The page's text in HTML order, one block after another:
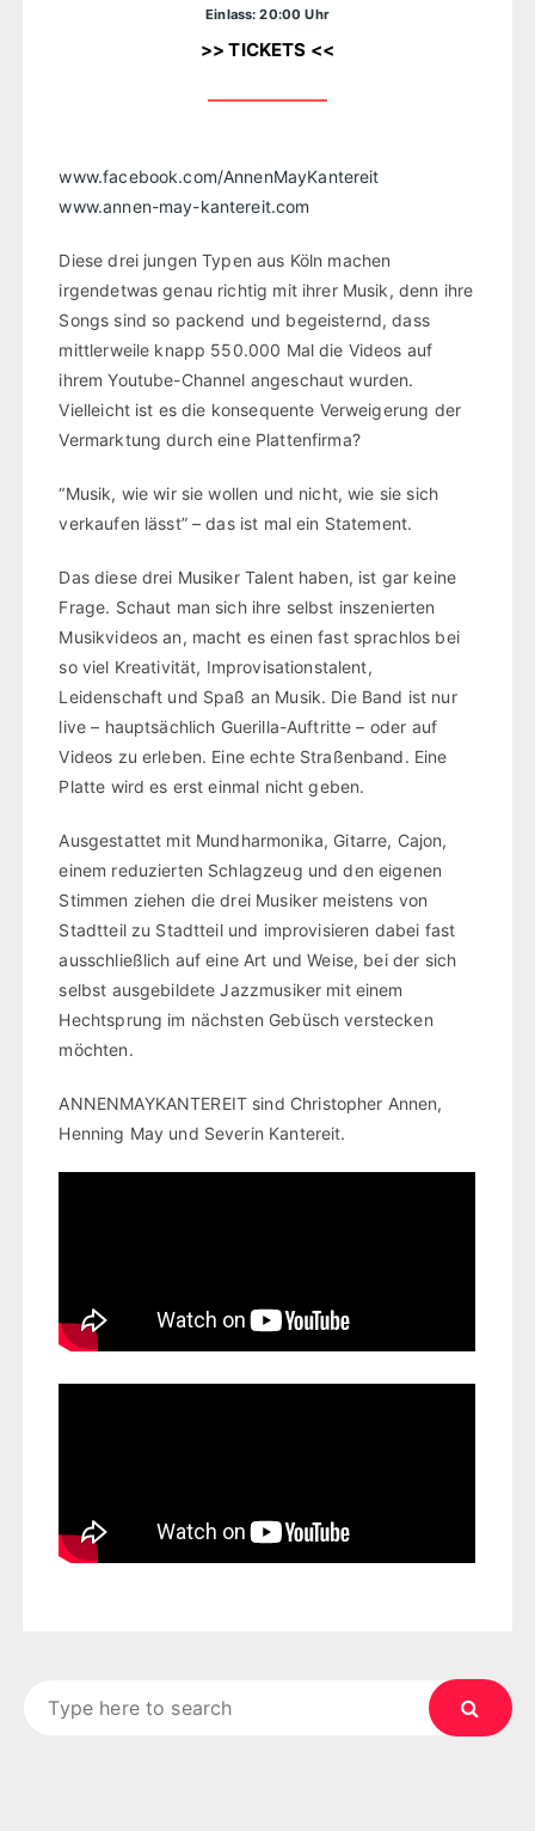
Einlass: 20:00 Uhr
>> TICKETS <<
www.facebook.com/AnnenMayKantereit‎
www.annen-may-kantereit.com
Diese drei jungen Typen aus Köln machen
irgendetwas genau richtig mit ihrer Musik, denn ihre
Songs sind so packend und begeisternd, dass
mittlerweile knapp 550.000 Mal die Videos auf
ihrem Youtube-Channel angeschaut wurden.
Vielleicht ist es die konsequente Verweigerung der
Vermarktung durch eine Plattenfirma?
“Musik, wie wir sie wollen und nicht, wie sie sich
verkaufen lässt” – das ist mal ein Statement.
Das diese drei Musiker Talent haben, ist gar keine
Frage. Schaut man sich ihre selbst inszenierten
Musikvideos an, macht es einen fast sprachlos bei
so viel Kreativität, Improvisationstalent,
Leidenschaft und Spaß an Musik. Die Band ist nur
live – hauptsächlich Guerilla-Auftritte – oder auf
Videos zu erleben. Eine echte Straßenband. Eine
Platte wird es erst einmal nicht geben.
Ausgestattet mit Mundharmonika, Gitarre, Cajon,
einem reduzierten Schlagzeug und den eigenen
Stimmen ziehen die drei Musiker meistens von
Stadtteil zu Stadtteil und improvisieren dabei fast
ausschließlich auf eine Art und Weise, bei der sich
selbst ausgebildete Jazzmusiker mit einem
Hechtsprung im nächsten Gebüsch verstecken
möchten.
ANNENMAYKANTEREIT sind Christopher Annen,
Henning May und Severin Kantereit.